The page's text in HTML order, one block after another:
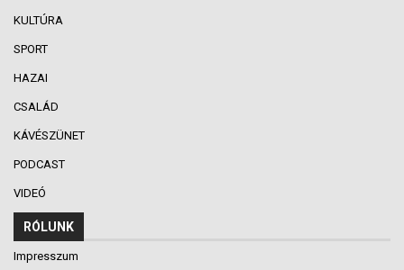
KULTÚRA
SPORT
HAZAI
CSALÁD
KÁVÉSZÜNET
PODCAST
VIDEÓ
RÓLUNK
Impresszum